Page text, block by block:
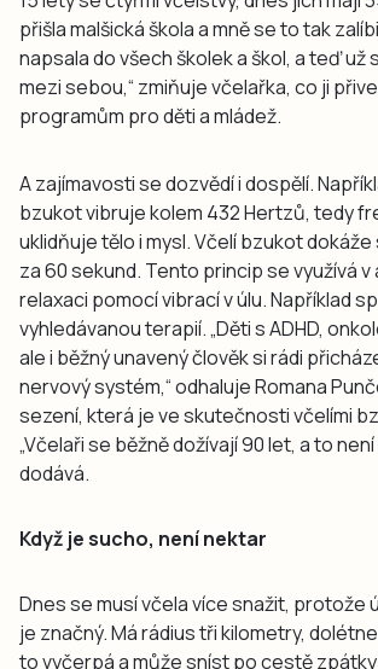
přišla malšická škola a mně se to tak
napsala do všech školek a škol, a teď už
mezi sebou,“ zmiňuje včelařka, co ji
programům pro děti a mládež.
A zajímavosti se dozvědí i dospělí.
bzukot vibruje kolem 432 Hertzů, tedy
uklidňuje tělo i mysl. Včelí bzukot
za 60 sekund. Tento princip se využívá v
relaxaci pomocí vibrací v úlu. Například
vyhledávanou terapií. „Děti s ADHD,
ale i běžný unavený člověk si rádi
nervový systém,“ odhaluje Romana
sezení, která je ve skutečnosti včelími
„Včelaři se běžně dožívají 90 let, a to není
dodává.
Když je sucho, není nektar
Dnes se musí včela více snažit, protože
je značný. Má rádius tři kilometry,
to vyčerpá a může sníst po cestě